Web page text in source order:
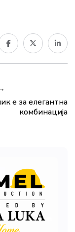
е за елегантна
комбинација